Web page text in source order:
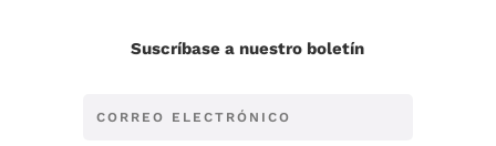
Suscríbase a nuestro boletín